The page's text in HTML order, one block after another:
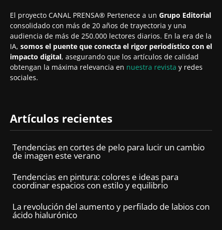
El proyecto CANAL PRENSA® Pertenece a un Grupo Editorial
consolidado con más de 20 años de trayectoria y una
audiencia de más de 250.000 lectores diarios. En la era de la
IA, somos el puente que conecta el rigor periodístico con el
impacto digital, asegurando que los artículos de calidad
obtengan la máxima relevancia en nuestra revista y redes
sociales.
Artículos recientes
Tendencias en cortes de pelo para lucir un cambio
de imagen este verano
Tendencias en pintura: colores e ideas para
coordinar espacios con estilo y equilibrio
La revolución del aumento y perfilado de labios con
ácido hialurónico